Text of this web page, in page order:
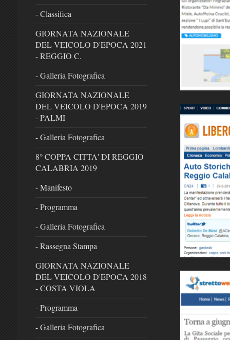
- Classifica
GIORNATA NAZIONALE
DEL VEICOLO D'EPOCA 2021
- REGGIO C.
- Galleria Fotografica
GIORNATA NAZIONALE
DEL VEICOLO D'EPOCA 2019
- PALMI
- Galleria Fotografica
8° COPPA CITTA' DI REGGIO
CALABRIA 2019
- Manifesto
- Programma
- Galleria Fotografica
- Rassegna Stampa
GIORNATA NAZIONALE
DEL VEICOLO D'EPOCA 2018
- COSTA VIOLA
- Programma
- Galleria Fotografica